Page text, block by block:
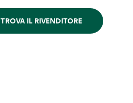
TROVA IL RIVENDITORE